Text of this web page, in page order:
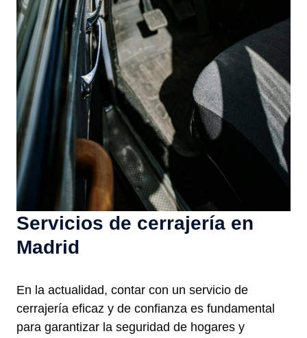
Servicios de cerrajería en
Madrid
En la actualidad, contar con un servicio de
cerrajería eficaz y de confianza es fundamental
para garantizar la seguridad de hogares y